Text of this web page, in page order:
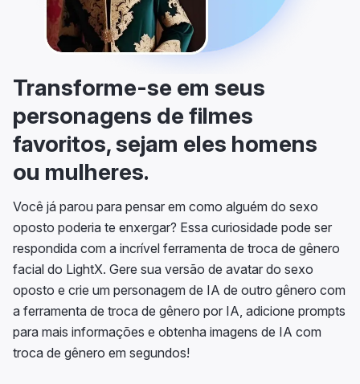
Transforme-se em seus
personagens de filmes
favoritos, sejam eles homens
ou mulheres.
Você já parou para pensar em como alguém do sexo
oposto poderia te enxergar? Essa curiosidade pode ser
respondida com a incrível ferramenta de troca de gênero
facial do LightX. Gere sua versão de avatar do sexo
oposto e crie um personagem de IA de outro gênero com
a ferramenta de troca de gênero por IA, adicione prompts
para mais informações e obtenha imagens de IA com
troca de gênero em segundos!